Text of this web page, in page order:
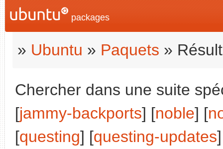
packages
» Ubuntu » Paquets »
Chercher dans une suite
[jammy-backports] [noble] [
[questing] [questing-updates